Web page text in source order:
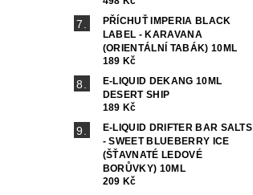
PŘÍCHUŤ IMPERIA BLACK
LABEL - KARAVANA
(ORIENTÁLNÍ TABÁK) 10ML
189 Kč
E-LIQUID DEKANG 10ML
DESERT SHIP
189 Kč
E-LIQUID DRIFTER BAR SALTS
- SWEET BLUEBERRY ICE
(ŠŤAVNATÉ LEDOVÉ
BORŮVKY) 10ML
209 Kč